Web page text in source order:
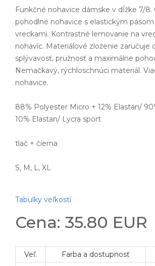
Funkčné nohavice dámske v dĺžke 7/8.
pohodlné nohavice s elastickým
vreckami. Kontrastné lemovanie na
nohavíc. Materiálové zloženie zaručuje
splývavosť, pružnosť a maximálne
Nemačkavý, rýchloschnúci materiál.
nohavice.
88% Polyester Micro + 12% Elastan/
10% Elastan/ Lycra sport
tlač + čierna
S, M, L, XL
Tabulky veľkostí
Cena: 35.80 EUR
Veľ. Farba a dostupnosť